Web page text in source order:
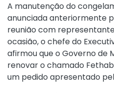
A manutenção do
anunciada anteriormente
reunião com
ocasião, o chefe do
afirmou que o Governo de
renovar o chamado
um pedido apresentado